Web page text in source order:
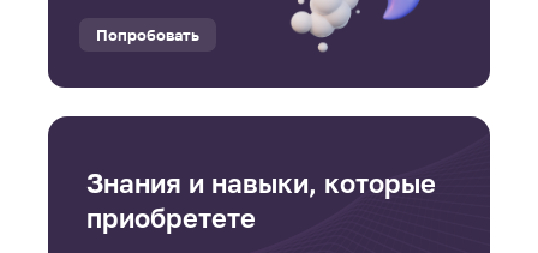
Попробовать
Знания и навыки, которые
приобретете